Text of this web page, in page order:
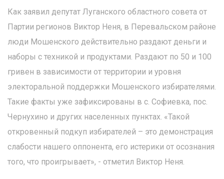
Как заявил депутат Луганского областного совета от
Партии регионов Виктор Неня, в Перевальском районе
люди Мошенского действительно раздают деньги и
наборы с техникой и продуктами. Раздают по 50 и 100
гривен в зависимости от территории и уровня
электоральной поддержки Мошенского избирателями.
Такие факты уже зафиксированы в с. Софиевка, пос.
Чернухино и других населенных пунктах. «Такой
откровенный подкуп избирателей – это демонстрация
слабости нашего оппонента, его истерики от осознания
того, что проигрывает», - отметил Виктор Неня.